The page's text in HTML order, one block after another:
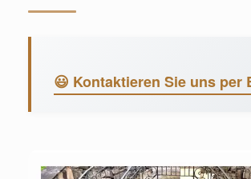
😃 Kontaktieren Sie uns per